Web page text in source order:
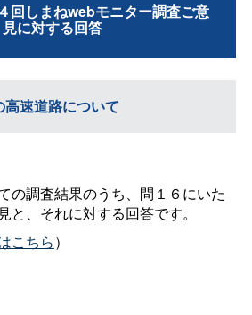
回しまねwebモニター調査ご意
見に対する回答
速道路について
の調査結果のうち、問１６にいた
と、それに対する回答です。
こちら）